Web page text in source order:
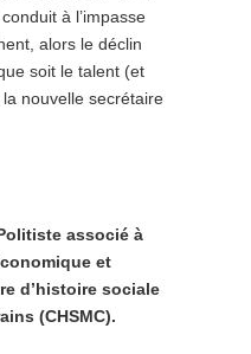
à l’impasse
alors le déclin
soit le talent (et
nouvelle secrétaire
associé à
et
d’histoire sociale
(CHSMC).